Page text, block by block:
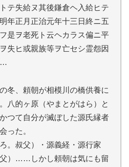
テ失給ヌ其後鎌倉ヘ入給ヒテ
年正月正治元年十三日終ニ五
是ヲ老死ト云ヘカラス偏ニ平
失ヒ或親族等ヲ亡セシ霊怨因
冬、頼朝が相模川の橋供養に
八的ヶ原（やまとがはら）と
つて自分が滅ぼした源氏縁者
った。
。叔父）・源義経・源行家
父）……しかし頼朝は気にも留